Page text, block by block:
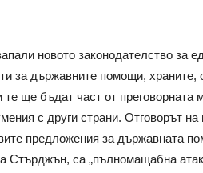
новото законодателство за
за държавните помощи,
те ще бъдат част от
с други страни. Отговорът
предложения за държавната
Стърджън, са „пълномащабна